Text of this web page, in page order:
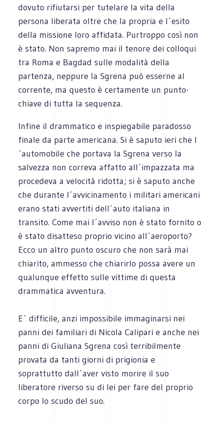
dovuto rifiutarsi per tutelare la vita della
persona liberata oltre che la propria e l´esito
della missione loro affidata. Purtroppo così non
è stato. Non sapremo mai il tenore dei colloqui
tra Roma e Bagdad sulle modalità della
partenza, neppure la Sgrena può esserne al
corrente, ma questo è certamente un punto-
chiave di tutta la sequenza.
Infine il drammatico e inspiegabile paradosso
finale da parte americana. Si è saputo ieri che l
´automobile che portava la Sgrena verso la
salvezza non correva affatto all´impazzata ma
procedeva a velocità ridotta; si è saputo anche
che durante l´avvicinamento i militari americani
erano stati avvertiti dell´auto italiana in
transito. Come mai l´avviso non è stato fornito o
è stato disatteso proprio vicino all´aeroporto?
Ecco un altro punto oscuro che non sarà mai
chiarito, ammesso che chiarirlo possa avere un
qualunque effetto sulle vittime di questa
drammatica avventura.
E´ difficile, anzi impossibile immaginarsi nei
panni dei familiari di Nicola Calipari e anche nei
panni di Giuliana Sgrena così terribilmente
provata da tanti giorni di prigionia e
soprattutto dall´aver visto morire il suo
liberatore riverso su di lei per fare del proprio
corpo lo scudo del suo.